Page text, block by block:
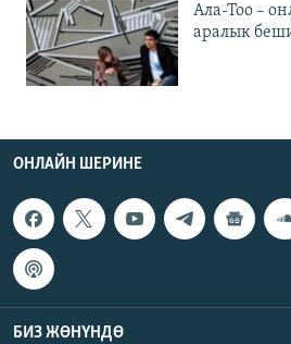
Ала-Тоо –
аралык
ОНЛАЙН ШЕРИНЕ
БИЗ ЖӨНҮНДӨ